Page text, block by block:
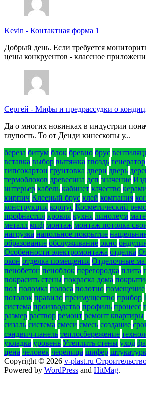
Kevin - Контактная форма 1
Добрый день. Если требуется
цены конкруентов - классное
Сергей - Мифы и предрассудки о
Да о многих новинках в индустрии
глупость. То от Денди кинескопы у...
береза битум блок бревно брус
вставка выбор вытяжка гвоздь генератор
гипсокартон грунтовка двери дверь
термоблоков древесина дсп значение
интерьер кабель кабинет качество
кирпич Клееный брус клей компания
конструкция корпус Косметический
профнастил кровля кухня линолеум
металл миф монтаж монтаж потолка
нагрузка напольное покрытие
образование обслуживание окно
Особенности электромонтажа отделка
окон отделка помещения Отделочные
пенобетон пеноблок перегородка плита
покрасить стены покраска дома
пол поломка полоса полотно помещение
потолок правило преимущество прибор
система производство профиль процесс
размер раствор ремонт ремонт квартиры
сизаль система смеси смесь создание
сэндвич-панель теплосбережение
укладка уровень Утеплить стены уход
цена человек черепица шифер
Copyright © 2026 v-plast.ru
Powered by WordPress and HitMag.